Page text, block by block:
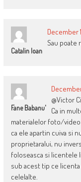
Catalin Ioan
December
Sau poate
Fane Babanu'
December
@Victor
Ca in
materialelor foto/video
ca ele apartin cuiva si
proprietaralui, nu
foloseasca si licentele
sub acest tip ce
celelalte.